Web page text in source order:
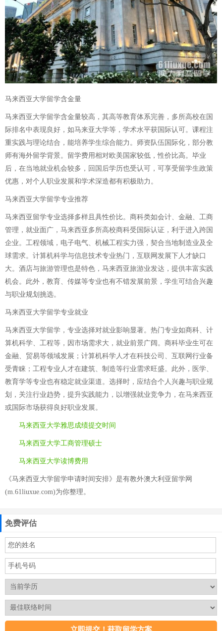
马来西亚大学留学含金量
马来西亚大学留学含金量较高，其高等教育体系完善，多所高校在国
际排名中表现良好，如马来亚大学等，学术水平获国际认可。课程注
重实践与理论结合，能培养学生综合能力。师资队伍国际化，部分教
师有海外留学背景。留学费用相对欧美国家较低，性价比高。毕业
后，在当地就业机会较多，回国后学历也受认可，可享受留学生政策
优惠，对个人职业发展和学术深造都有积极助力。
马来西亚大学留学专业推荐
马来西亚留学专业选择多样且具性价比。商科类如会计、金融、工商
管理，就业面广，马来西亚多所高校商科受国际认证，利于进入跨国
企业。工程领域，电子电气、机械工程实力强，契合当地制造业及全
球需求。计算机科学与信息技术专业热门，互联网发展下人才缺口
大。酒店与旅游管理也是特色，马来西亚旅游业发达，提供丰富实践
机会。此外，教育、传媒等专业也有不错发展前景，学生可结合兴趣
与职业规划挑选。
马来西亚大学留学专业就业
马来西亚大学留学，专业选择对就业影响显著。热门专业如商科、计
算机科学、工程等，因市场需求大，就业前景广阔。商科毕业生可在
金融、贸易等领域发展；计算机科学人才在科技公司、互联网行业备
受青睐；工程专业人才在建筑、制造等行业需求旺盛。此外，医学、
教育学等专业也有稳定就业渠道。选择时，应结合个人兴趣与职业规
划，关注行业趋势，提升实践能力，以增强就业竞争力，在马来西亚
或国际市场获得良好职业发展。
马来西亚大学雅思成绩提交时间
马来西亚大学工商管理硕士
马来西亚大学读博费用
《马来西亚大学留学申请时间安排》是有教外澳大利亚留学网
(m.61liuxue.com)为你整理。
免费评估